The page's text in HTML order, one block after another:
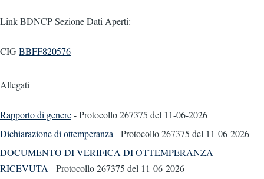
Link BDNCP Sezione Dati Aperti:
CIGBBFF820576
Allegati
Rapporto di genere- Protocollo 267375 del 11-06-2026
Dichiarazione di ottemperanza - Protocollo 267375 del 11-06-2026
DOCUMENTO DI VERIFICA DI OTTEMPERANZA
RICEVUTA - Protocollo 267375 del 11-06-2026